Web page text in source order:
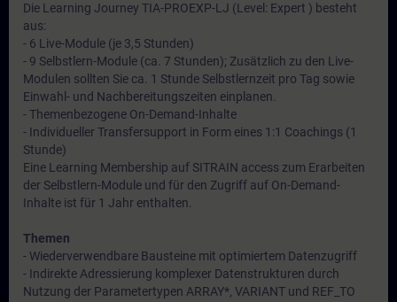
Die Learning Journey TIA-PROEXP-LJ (Level: Expert ) besteht
aus:
- 6 Live-Module (je 3,5 Stunden)
- 9 Selbstlern-Module (ca. 7 Stunden); Zusätzlich zu den Live-
Modulen sollten Sie ca. 1 Stunde Selbstlernzeit pro Tag sowie
Einwahl- und Nachbereitungszeiten einplanen.
- Themenbezogene On-Demand-Inhalte
- Individueller Transfersupport in Form eines 1:1 Coachings (1
Stunde)
Eine Learning Membership auf SITRAIN access zum Erarbeiten
der Selbstlern-Module und für den Zugriff auf On-Demand-
Inhalte ist für 1 Jahr enthalten.
Themen
- Wiederverwendbare Bausteine mit optimiertem Datenzugriff
- Indirekte Adressierung komplexer Datenstrukturen durch
Nutzung der Parametertypen ARRAY*, VARIANT und REF_TO